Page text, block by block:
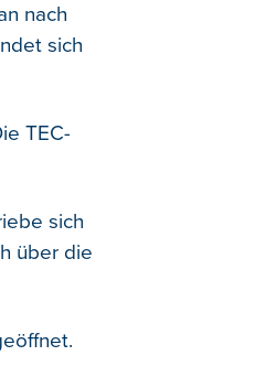
nach
sich
TEC-
sich
über die